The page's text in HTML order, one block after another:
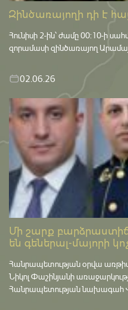
Զինծառայողի դի է
Հունիսի 2-ին՝ ժամը 00:10-ի
զորամասի զինծառայող
02.06.26
Մի շարք
են գեներալ-մայորի
Հանրապետության օրվա
Նիկոլ Փաշինյանի
Հանրապետության նախագահ